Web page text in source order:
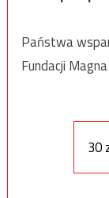
Państwa
Fundacji
30